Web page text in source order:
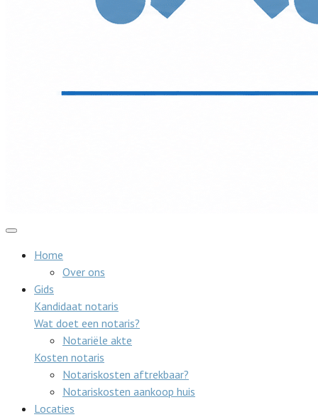
Home
Over ons
Gids
Kandidaat notaris
Wat doet een notaris?
Notariële akte
Kosten notaris
Notariskosten aftrekbaar?
Notariskosten aankoop huis
Locaties